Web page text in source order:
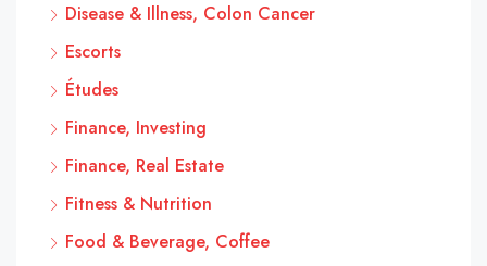
Disease & Illness, Colon Cancer
Escorts
Études
Finance, Investing
Finance, Real Estate
Fitness & Nutrition
Food & Beverage, Coffee